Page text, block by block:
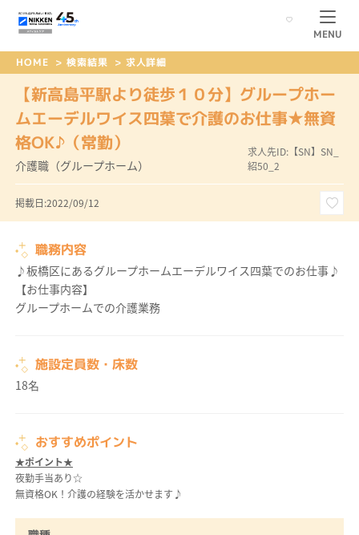
MENU
HOME > 検索結果 > 求人詳細
【新高島平駅より徒歩１０分】グループホー
ムエーデルワイス四葉で介護のお仕事★無資
格OK♪（常勤）
介護職（グループホーム）
求人先ID:【SN】SN_
紹50_2
掲載日:2022/09/12
職務内容
♪板橋区にあるグループホームエーデルワイス四葉でのお仕事♪
【お仕事内容】
グループホームでの介護業務
施設定員数・床数
18名
おすすめポイント
★ポイント★
夜勤手当あり☆
無資格OK！介護の経験を活かせます♪